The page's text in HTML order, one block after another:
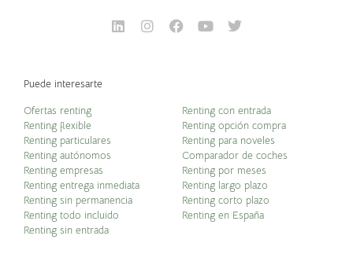
Puede interesarte
Ofertas renting
Renting flexible
Renting particulares
Renting autónomos
Renting empresas
Renting entrega inmediata
Renting sin permanencia
Renting todo incluido
Renting sin entrada
Renting con entrada
Renting opción compra
Renting para noveles
Comparador de coches
Renting por meses
Renting largo plazo
Renting corto plazo
Renting en España